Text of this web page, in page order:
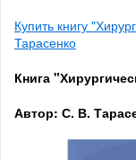
Купить книгу
Тарасенко
Книга
Автор: С. В.